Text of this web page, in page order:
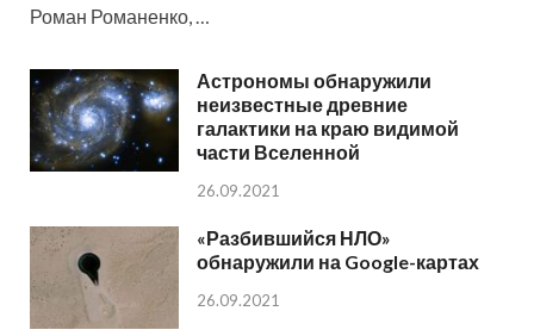
Роман Романенко, …
Астрономы обнаружили
неизвестные древние
галактики на краю видимой
части Вселенной
26.09.2021
«Разбившийся НЛО»
обнаружили на Google-картах
26.09.2021